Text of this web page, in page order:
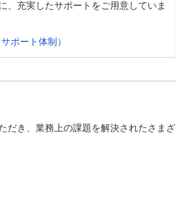
、充実したサポートをご用意していま
ポート体制）
だき、業務上の課題を解決されたさまざ